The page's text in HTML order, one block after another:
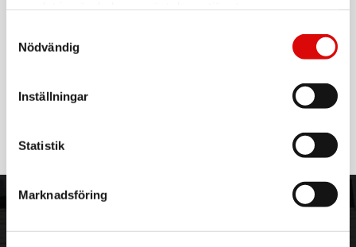
Nödvändig
Inställningar
Statistik
Marknadsföring
Filtkvalitet.
Läs mer
3PL
Allmänna villkor